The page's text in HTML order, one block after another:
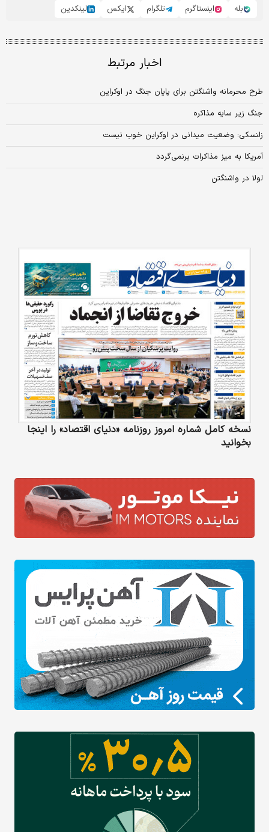
بله
اینستاگرم تلگرام ایکس لینکدین
اخبار مرتبط
طرح محرمانه واشنگتن برای پایان جنگ در اوکراین
جنگ زیر سایه مذاکره
زلنسکی: وضعیت میدانی در اوکراین خوب نیست
آمریکا به میز مذاکرات بر‌نمی‌‌‌گردد
لولا در واشنگتن
نسخه کامل شماره امروز روزنامه «دنیای‌ اقتصاد» را اینجا
بخوانید